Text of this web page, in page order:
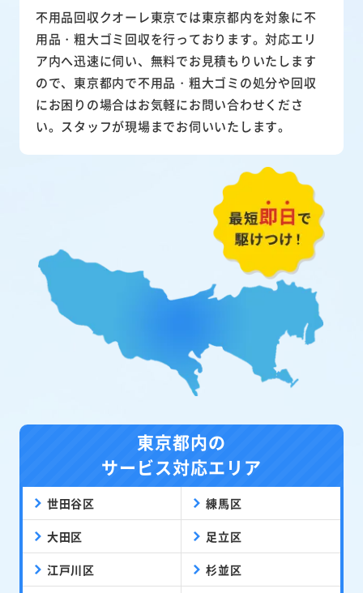
不用品回収クオーレ東京では東京都内を対象に不
用品・粗大ゴミ回収を行っております。対応エリ
ア内へ迅速に伺い、無料でお見積もりいたします
ので、東京都内で不用品・粗大ゴミの処分や回収
にお困りの場合はお気軽にお問い合わせくださ
い。スタッフが現場までお伺いいたします。
東京都内の
サービス対応エリア
世田谷区 練馬区
大田区 足立区
江戸川区 杉並区